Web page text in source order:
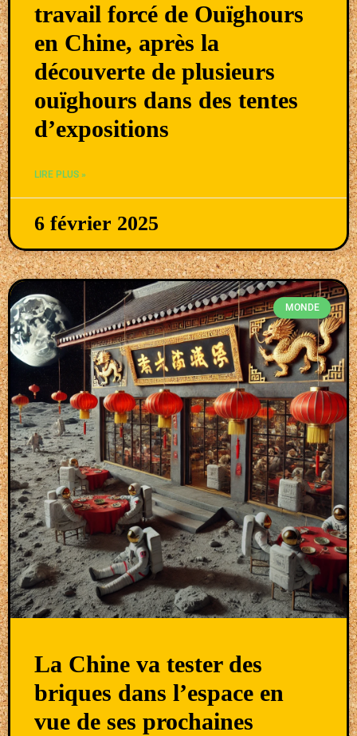
travail forcé de Ouïghours
en Chine, après la
découverte de plusieurs
ouïghours dans des tentes
d’expositions
LIRE PLUS »
6 février 2025
MONDE
La Chine va tester des
briques dans l’espace en
vue de ses prochaines